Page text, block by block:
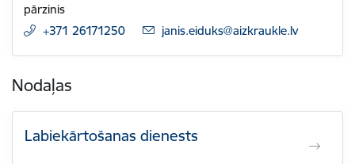
pārzinis
+371 26171250
E-pasts:
janis.eiduks@aizkraukle.lv
Nodaļas
Labiekārtošanas dienests